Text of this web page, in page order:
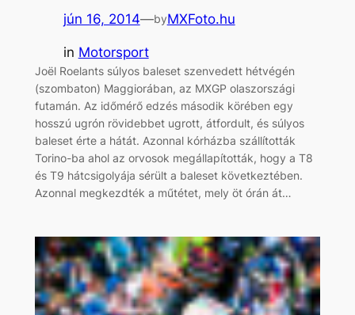
jún 16, 2014—byMXFoto.hu
in Motorsport
Joël Roelants súlyos baleset szenvedett hétvégén
(szombaton) Maggiorában, az MXGP olaszországi
futamán. Az időmérő edzés második körében egy
hosszú ugrón rövidebbet ugrott, átfordult, és súlyos
baleset érte a hátát. Azonnal kórházba szállították
Torino-ba ahol az orvosok megállapították, hogy a T8
és T9 hátcsigolyája sérült a baleset következtében.
Azonnal megkezdték a műtétet, mely öt órán át…